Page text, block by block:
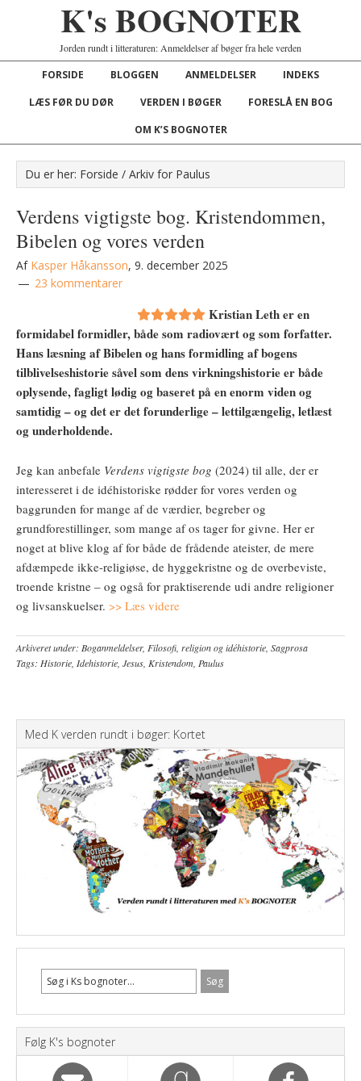
K's BOGNOTER
Jorden rundt i litteraturen: Anmeldelser af bøger fra hele verden
FORSIDE BLOGGEN ANMELDELSER
INDEKS
LÆS FØR DU DØR
VERDEN I BØGER
FORESLÅ EN BOG
OM K’S BOGNOTER
Du er her: Forside / Arkiv for Paulus
Verdens vigtigste bog. Kristendommen,
Bibelen og vores verden
Af Kasper Håkansson, 9. december 2025
23 kommentarer
Kristian Leth er en
formidabel formidler, både som radiovært og som forfatter.
Hans læsning af Bibelen og hans formidling af bogens
tilblivelseshistorie såvel som dens virkningshistorie er både
oplysende, fagligt lødig og baseret på en enorm viden og
samtidig – og det er det forunderlige – lettilgængelig, letlæst
og underholdende.
Jeg kan anbefale Verdens vigtigste bog (2024) til alle, der er
interesseret i de idéhistoriske rødder for vores verden og
baggrunden for mange af de værdier, begreber og
grundforestillinger, som mange af os tager for givne. Her er
noget at blive klog af for både de frådende ateister, de mere
afdæmpede ikke-religiøse, de hyggekristne og de overbeviste,
troende kristne – og også for praktiserende udi andre religioner
og livsanskuelser. >> Læs videre
Arkiveret under: Boganmeldelser, Filosofi, religion og idéhistorie Sagprosa
Tags: Historie Idehistorie Jesus Kristendom Paulus
Med K verden rundt i bøger: Kortet
Følg K's bognoter